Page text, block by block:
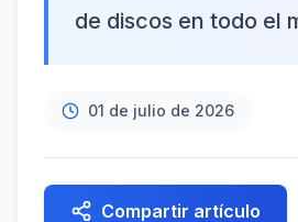
de discos en todo el
01 de julio de 2026
Compartir artículo